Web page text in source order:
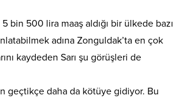
bin 500 lira maaş aldığı bir ülkede bazı
adına Zonguldak’ta en çok
kaydeden Sarı şu görüşleri de
geçtikçe daha da kötüye gidiyor. Bu